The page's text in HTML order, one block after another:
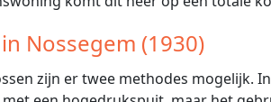
Nossegem (1930)
zijn er twee methodes mogelijk.